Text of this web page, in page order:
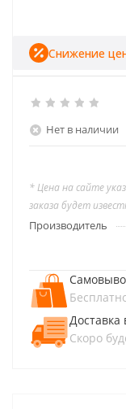
Нет в наличии
Снижение
* Цена на сайте
заказа будет
Производитель
Доставка
Скоро